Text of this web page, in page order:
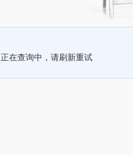
正在查询中，请刷新重试